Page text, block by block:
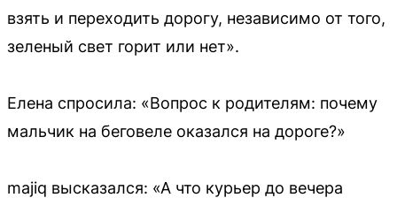
взять и переходить дорогу, независимо от того,
зеленый свет горит или нет».
Елена спросила: «Вопрос к родителям: почему
мальчик на беговеле оказался на дороге?»
majiq высказался: «А что курьер до вечера